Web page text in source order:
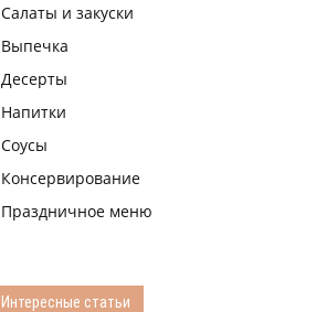
Салаты и закуски
Выпечка
Десерты
Напитки
Соусы
Консервирование
Праздничное меню
Интересные статьи